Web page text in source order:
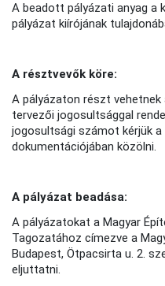
A beadott pályázati anyag a
pályázat kiírójának
A résztvevők köre:
A pályázaton részt
tervezői jogosultsággal
jogosultsági számot kérjük
dokumentációjában közölni.
A pályázat beadása:
A pályázatokat a Magyar
Tagozatához címezve a
Budapest, Ötpacsirta u. 2.
eljuttatni.